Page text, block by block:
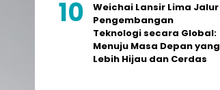
Weichai Lansir Lima Jalur
Pengembangan
Teknologi secara Global:
Menuju Masa Depan yang
Lebih Hijau dan Cerdas